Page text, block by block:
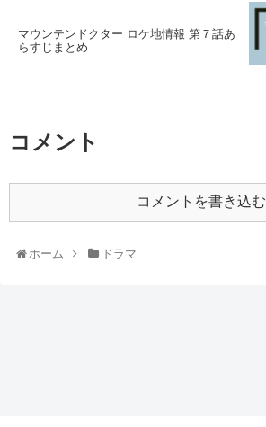
マウンテンドクター ロケ地情報 第７話あ
らすじまとめ
コメント
コメントを書き込む
ホーム ドラマ